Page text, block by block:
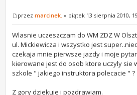
przezmarcinek. » piątek 13 sierpnia 2010,
Wlasnie uczeszczam do WM ZDZ W
ul. Mickiewicza i wszystko jest
czekaja mnie pierwsze jazdy i moje
kierowane jest do osob ktore uczyly sie
szkole " jakiego instruktora polecacie " ?
Z gory dziekuje i pozdrawiam.